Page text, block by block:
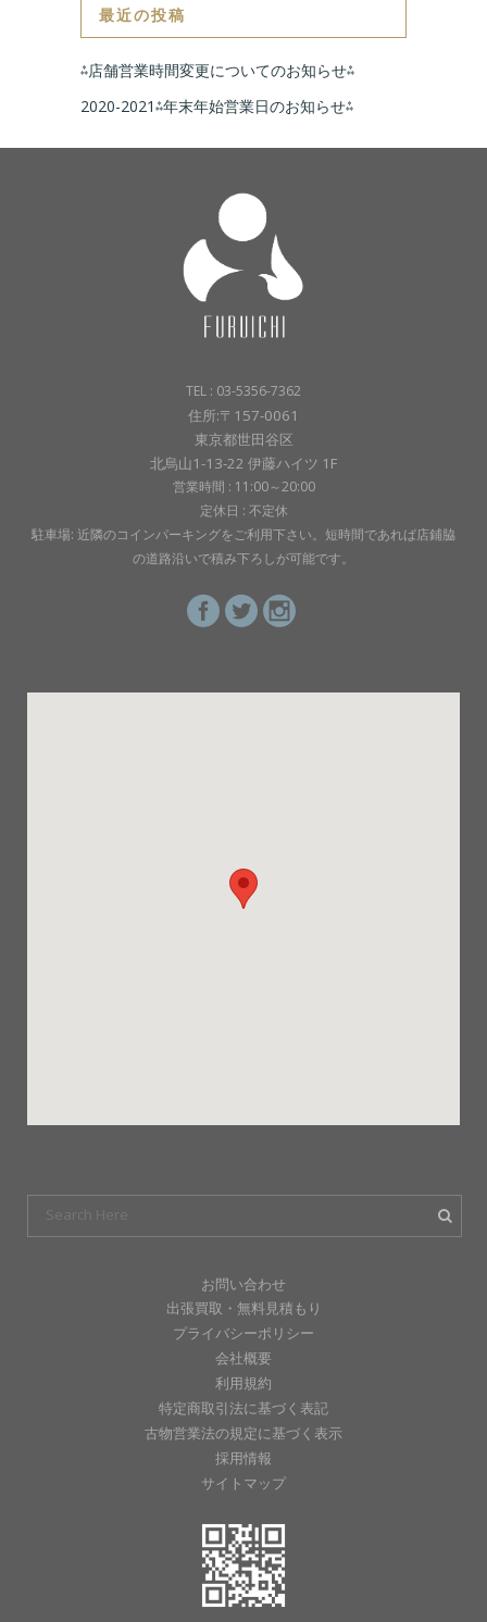
最近の投稿
⁂店舗営業時間変更についてのお知らせ⁂
2020-2021⁂年末年始営業日のお知らせ⁂
TEL : 03-5356-7362
住所:〒157-0061
東京都世田谷区
北烏山1-13-22 伊藤ハイツ 1F
営業時間 : 11:00～20:00
定休日 : 不定休
駐車場: 近隣のコインパーキングをご利用下さい。短時間であれば店鋪脇
の道路沿いで積み下ろしが可能です。
お問い合わせ
出張買取・無料見積もり
プライバシーポリシー
会社概要
利用規約
特定商取引法に基づく表記
古物営業法の規定に基づく表示
採用情報
サイトマップ